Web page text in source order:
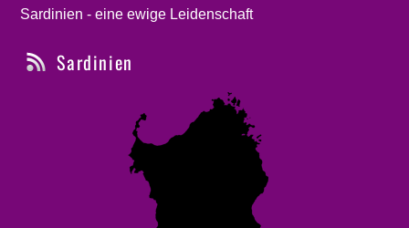
Sardinien - eine ewige Leidenschaft
Sardinien